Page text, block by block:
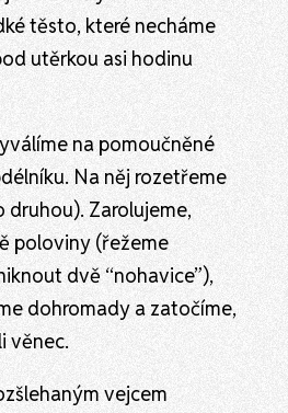
těsto, které necháme
utěrkou asi hodinu
na pomoučněné
Na něj rozetřeme
druhou). Zarolujeme,
poloviny (řežeme
dvě “nohavice”),
dohromady a zatočíme,
věnec.
vejcem